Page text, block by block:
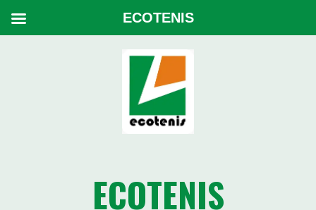
ECOTENIS
ECOTENIS